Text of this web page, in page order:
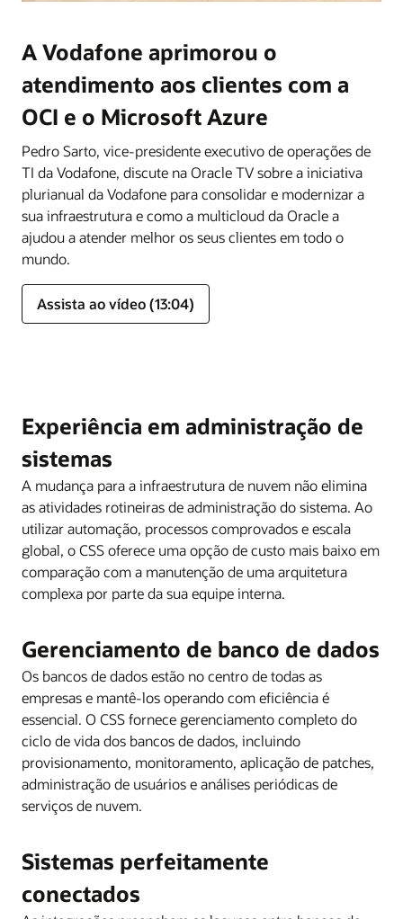
A Vodafone aprimorou o
atendimento aos clientes com a
OCI e o Microsoft Azure
Pedro Sarto, vice-presidente executivo de operações de
TI da Vodafone, discute na Oracle TV sobre a iniciativa
plurianual da Vodafone para consolidar e modernizar a
sua infraestrutura e como a multicloud da Oracle a
ajudou a atender melhor os seus clientes em todo o
mundo.
Assista ao vídeo (13:04)
Experiência em administração de
sistemas
A mudança para a infraestrutura de nuvem não elimina
as atividades rotineiras de administração do sistema. Ao
utilizar automação, processos comprovados e escala
global, o CSS oferece uma opção de custo mais baixo em
comparação com a manutenção de uma arquitetura
complexa por parte da sua equipe interna.
Gerenciamento de banco de dados
Os bancos de dados estão no centro de todas as
empresas e mantê-los operando com eficiência é
essencial. O CSS fornece gerenciamento completo do
ciclo de vida dos bancos de dados, incluindo
provisionamento, monitoramento, aplicação de patches,
administração de usuários e análises periódicas de
serviços de nuvem.
Sistemas perfeitamente
conectados